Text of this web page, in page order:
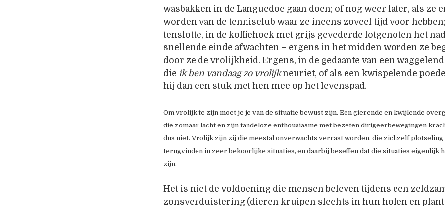
wasbakken in de Languedoc gaan doen; of nog weer later, als ze
worden van de tennisclub waar ze ineens zoveel tijd voor
tenslotte, in de koffiehoek met grijs gevederde lotgenoten het
snellende einde afwachten – ergens in het midden worden ze
door ze de vrolijkheid. Ergens, in de gedaante van een
dieik ben vandaag zo vrolijkneuriet, of als een kwispelende
hij dan een stuk met hen mee op het levenspad.
Om vrolijk te zijn moet je je van de situatie bewust zijn. Een gierende en kwijlende
die zomaar lacht en zijn tandeloze enthousiasme met bezeten dirigeerbewegingen
dus niet. Vrolijk zijn zij die meestal onverwachts verrast worden, die zichzelf plotseling
terugvinden in zeer bekoorlijke situaties, en daarbij beseffen dat die situaties eigenlijk
zijn.
Het is niet de voldoening die mensen beleven tijdens een
zonsverduistering (dieren kruipen slechts in hun holen en